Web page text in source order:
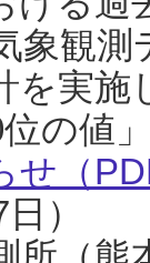
象観
を実
の値
せ（
）